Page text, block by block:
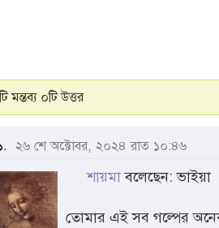
মন্তব্য ০টি উত্তর
২৬ শে অক্টোবর, ২০২৪ রাত ১০:৪৬
শায়মাবলেছেন: ভাইয়া
তোমার এই সব গল্পের